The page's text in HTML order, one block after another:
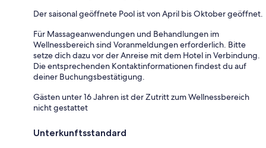
Der saisonal geöffnete Pool ist von April bis Oktober geöffnet.
Für Massageanwendungen und Behandlungen im
Wellnessbereich sind Voranmeldungen erforderlich. Bitte
setze dich dazu vor der Anreise mit dem Hotel in Verbindung.
Die entsprechenden Kontaktinformationen findest du auf
deiner Buchungsbestätigung.
Gästen unter 16 Jahren ist der Zutritt zum Wellnessbereich
nicht gestattet
Unterkunftsstandard